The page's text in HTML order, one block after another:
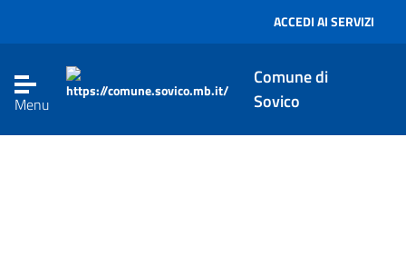
ACCEDI AI SERVIZI
Menu
Comune di
Sovico